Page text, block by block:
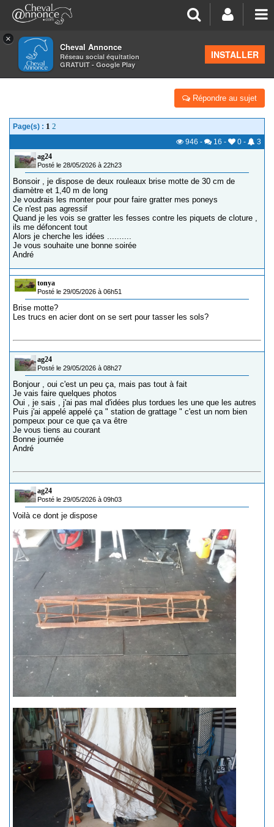
×
Cheval Annonce
Réseau social équitation
GRATUIT - Google Play
INSTALLER
>Équipements
STATION DE GRATTAGE POUR SCHETTANDS
Répondre au sujet
Page(s) : 1 2
946 - 16 - 0 -
3
ag24
Posté le 28/05/2026 à 22h23
Bonsoir , je dispose de deux rouleaux brise motte de 30 cm de
diamètre et 1,40 m de long
Je voudrais les monter pour pour faire gratter mes poneys
Ce n'est pas agressif
Quand je les vois se gratter les fesses contre les piquets de cloture ,
ils me défoncent tout
Alors je cherche les idées ..........
Je vous souhaite une bonne soirée
André
tonya
Posté le 29/05/2026 à 06h51
Brise motte?
Les trucs en acier dont on se sert pour tasser les sols?
ag24
Posté le 29/05/2026 à 08h27
Bonjour , oui c'est un peu ça, mais pas tout à fait
Je vais faire quelques photos
Oui , je sais , j'ai pas mal d'idées plus tordues les une que les autres
Puis j'ai appelé appelé ça " station de grattage " c'est un nom bien
pompeux pour ce que ça va être
Je vous tiens au courant
Bonne journée
André
ag24
Posté le 29/05/2026 à 09h03
Voilà ce dont je dispose